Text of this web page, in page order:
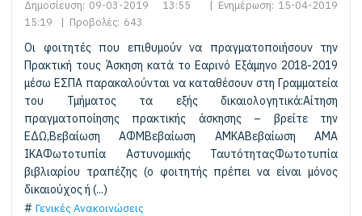
Δημοσίευση: 09-03-2019 13:55 | Ενημέρωση: 15-04-2019
15:19
| Προβολές: 643
Οι φοιτητές που επιθυμούν να πραγματοποιήσουν την
Πρακτική τους Άσκηση κατά το Εαρινό Εξάμηνο 2018-2019
μέσω ΕΣΠΑ παρακαλούνται να καταθέσουν στη Γραμματεία
του Τμήματος τα εξής δικαιολογητικά:Αίτηση
πραγματοποίησης πρακτικής άσκησης – βρείτε την
ΕΔΩ,Βεβαίωση ΑΦΜΒεβαίωση ΑΜΚΑΒεβαίωση AMA
IKAΦωτοτυπία Αστυνομικής ΤαυτότηταςΦωτοτυπία
βιβλιαρίου τραπέζης (ο φοιτητής πρέπει να είναι μόνος
δικαιούχος ή (...)
Γενικές Ανακοινώσεις